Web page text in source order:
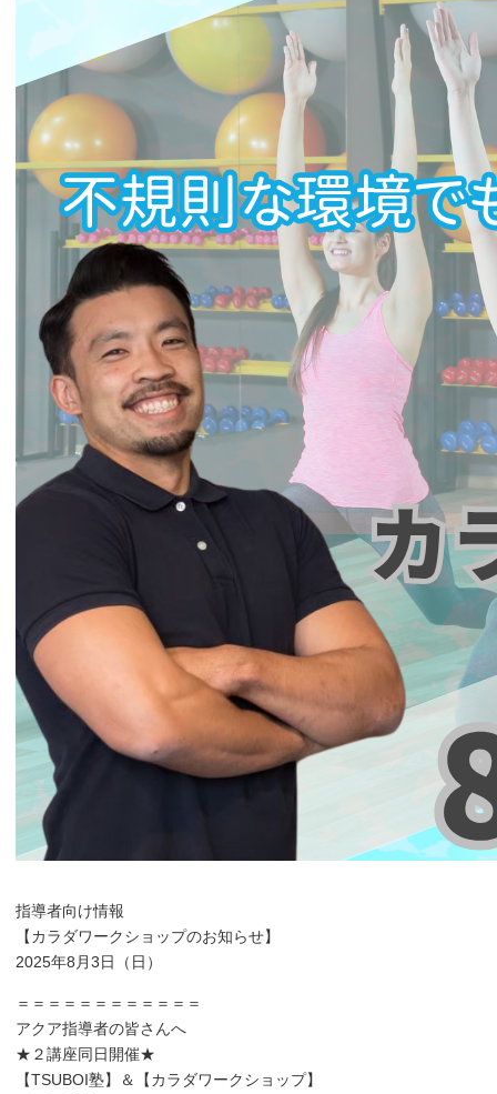
指導者向け情報
【カラダワークショップのお知らせ】
2025年8月3日（日）
＝＝＝＝＝＝＝＝＝＝＝＝
アクア指導者の皆さんへ
★２講座同日開催★
【TSUBOI塾】＆【カラダワークショップ】